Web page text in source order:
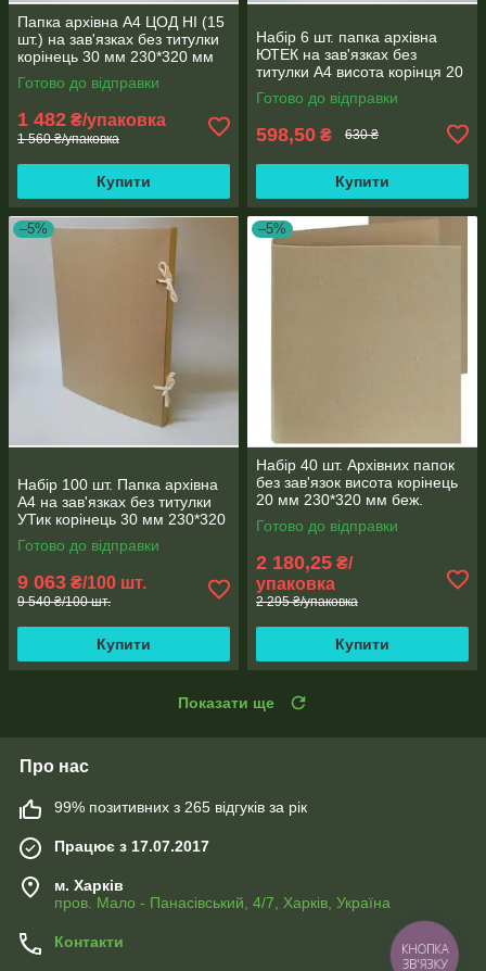
Папка архівна А4 ЦОД НІ (15
шт.) на зав'язках без титулки
корінець 30 мм 230*320 мм
бежева ПАЗ-30
Готово до відправки
1 482 ₴/упаковка
1 560 ₴/упаковка
Купити
Набір 6 шт. папка архівна
ЮТЕК на зав'язках без
титулки А4 висота корінця 20
мм ПАЗ-20
Готово до відправки
598,50 ₴ 630 ₴
Купити
–5%
Набір 100 шт. Папка архівна
А4 на зав'язках без титулки
УТик корінець 30 мм 230*320
мм бежева ПАЗ-30
Готово до відправки
9 063 ₴/100 шт.
9 540 ₴/100 шт.
Купити
–5%
Набір 40 шт. Архівних папок
без зав'язок висота корінець
20 мм 230*320 мм беж.
ЮТЕК ПА-20-40
Готово до відправки
2 180,25 ₴/
упаковка
2 295 ₴/упаковка
Купити
Показати ще
Про нас
99% позитивних з 265 відгуків за рік
Працює з 17.07.2017
м. Харків
пров. Мало - Панасівський, 4/7, Харків, Україна
Контакти
КНОПКА
ЗВ'ЯЗКУ